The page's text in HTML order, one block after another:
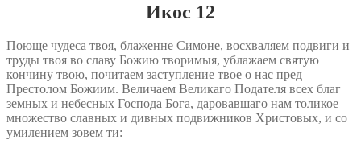
Икос 12
Поюще чудеса твоя, блаженне Симоне, восхваляем подвиги и
труды твоя во славу Божию творимыя, ублажаем святую
кончину твою, почитаем заступление твое о нас пред
Престолом Божиим. Величаем Великаго Подателя всех благ
земных и небесных Господа Бога, даровавшаго нам толикое
множество славных и дивных подвижников Христовых, и со
умилением зовем ти: